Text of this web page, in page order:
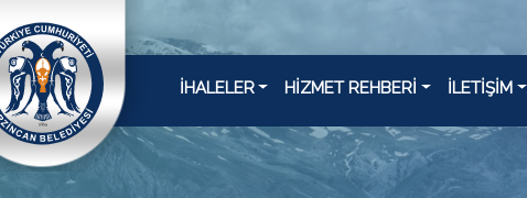
İHALELER HİZMET REHBERİ İLETİŞİM